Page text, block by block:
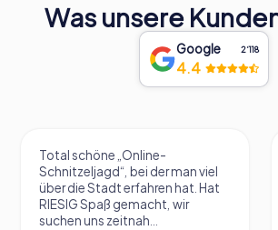
Was unsere
Google 2‘118
4.4
Total schöne „Online-
Schnitzeljagd“, bei der man viel
über die Stadt erfahren hat. Hat
RIESIG Spaß gemacht, wir
suchen uns zeitnah...